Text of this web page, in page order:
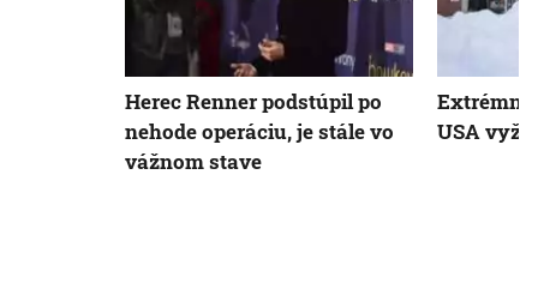
Herec Renner podstúpil po
nehode operáciu, je stále vo
vážnom stave
Extrémne
USA